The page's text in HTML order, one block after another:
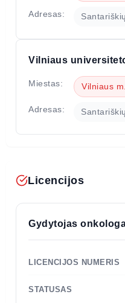
Adresas:
Vilniaus
Miestas: Vilniaus
Adresas:
Licencijos
Gydytojas
LICENCIJOS NUMERIS
STATUSAS